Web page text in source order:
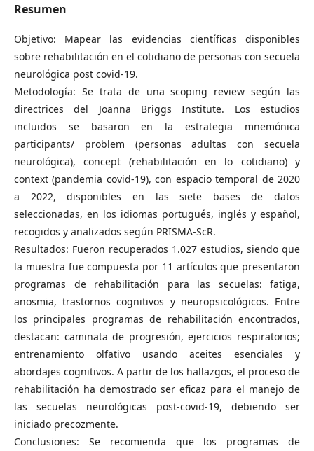
Resumen
Objetivo: Mapear las evidencias científicas disponibles
sobre rehabilitación en el cotidiano de personas con secuela
neurológica post covid-19.
Metodología: Se trata de una scoping review según las
directrices del Joanna Briggs Institute. Los estudios
incluidos se basaron en la estrategia mnemónica
participants/ problem (personas adultas con secuela
neurológica), concept (rehabilitación en lo cotidiano) y
context (pandemia covid-19), con espacio temporal de 2020
a 2022, disponibles en las siete bases de datos
seleccionadas, en los idiomas portugués, inglés y español,
recogidos y analizados según PRISMA-ScR.
Resultados: Fueron recuperados 1.027 estudios, siendo que
la muestra fue compuesta por 11 artículos que presentaron
programas de rehabilitación para las secuelas: fatiga,
anosmia, trastornos cognitivos y neuropsicológicos. Entre
los principales programas de rehabilitación encontrados,
destacan: caminata de progresión, ejercicios respiratorios;
entrenamiento olfativo usando aceites esenciales y
abordajes cognitivos. A partir de los hallazgos, el proceso de
rehabilitación ha demostrado ser eficaz para el manejo de
las secuelas neurológicas post-covid-19, debiendo ser
iniciado precozmente.
Conclusiones: Se recomienda que los programas de